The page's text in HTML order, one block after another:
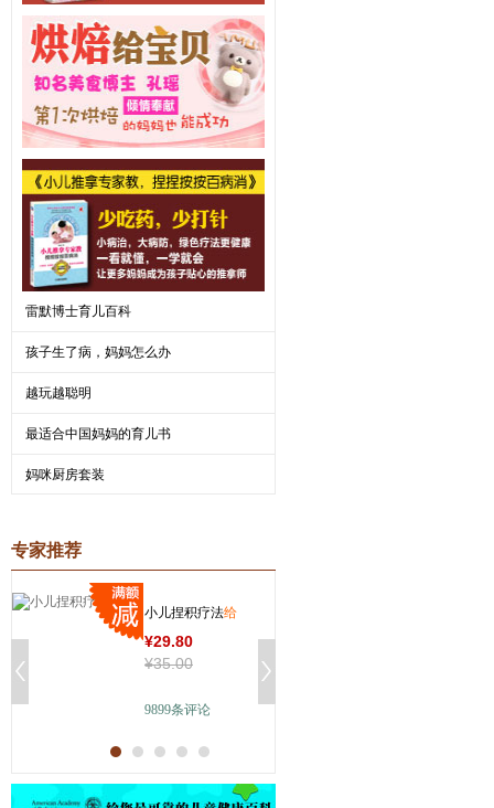
雷默博士育儿百科
孩子生了病，妈妈怎么办
越玩越聪明
最适合中国妈妈的育儿书
妈咪厨房套装
专家推荐
小儿捏积疗法给
孩子捏积，就是
给孩子健康
¥29.80
¥35.00
9899条评论